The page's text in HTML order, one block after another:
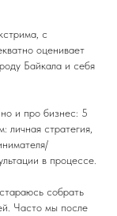
с
оценивает
Байкала и себя
и про бизнес: 5
личная стратегия,
в процессе.
собрать
Часто мы после